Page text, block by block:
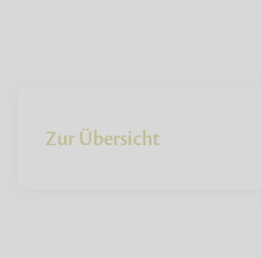
Zur Übersicht